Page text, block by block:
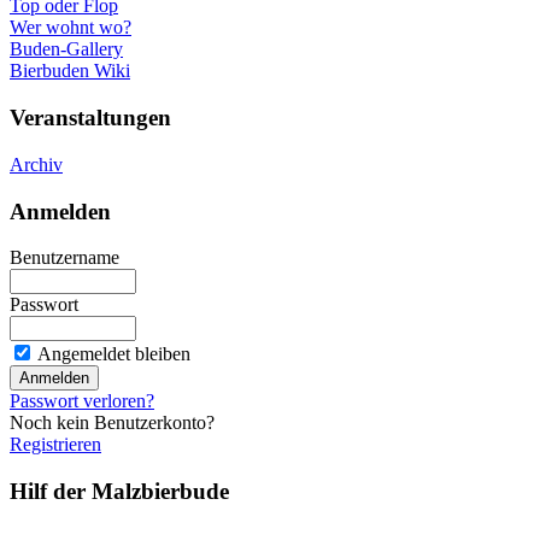
Top oder Flop
Wer wohnt wo?
Buden-Gallery
Bierbuden Wiki
Veranstaltungen
Archiv
Anmelden
Benutzername
Passwort
Angemeldet bleiben
Passwort verloren?
Noch kein Benutzerkonto?
Registrieren
Hilf der Malzbierbude